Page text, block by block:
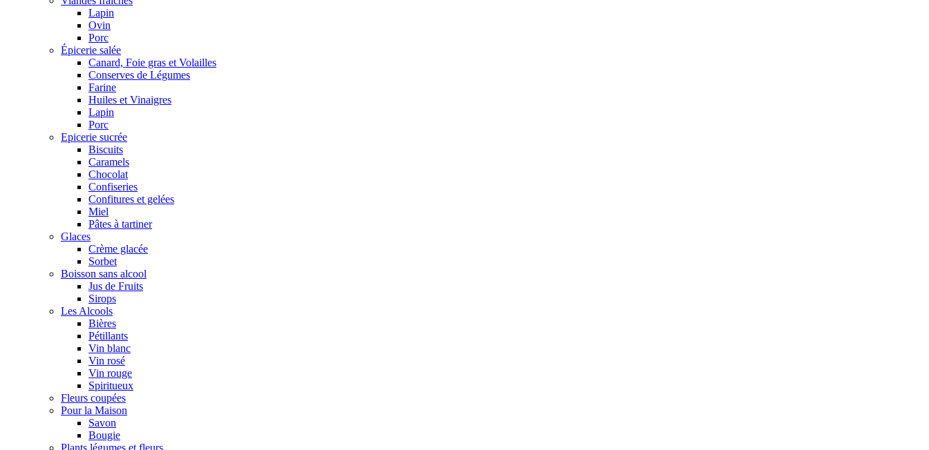
Lapin
Ovin
Porc
Épicerie salée
Canard, Foie gras et Volailles
Conserves de Légumes
Farine
Huiles et Vinaigres
Lapin
Porc
Epicerie sucrée
Biscuits
Caramels
Chocolat
Confiseries
Confitures et gelées
Miel
Pâtes à tartiner
Glaces
Crème glacée
Sorbet
Boisson sans alcool
Jus de Fruits
Sirops
Les Alcools
Bières
Pétillants
Vin blanc
Vin rosé
Vin rouge
Spiritueux
Fleurs coupées
Pour la Maison
Savon
Bougie
Plants légumes et fleurs